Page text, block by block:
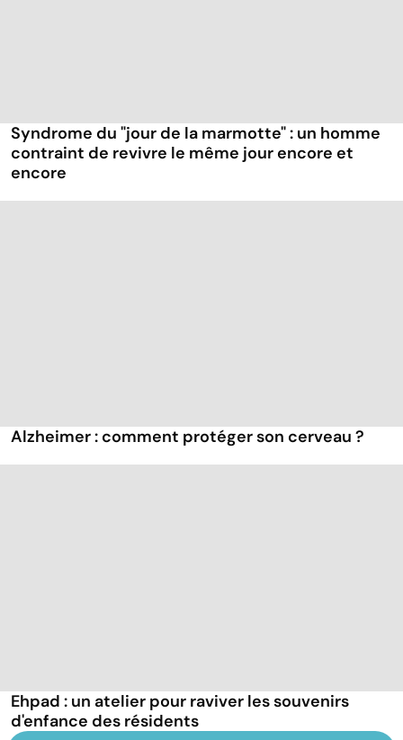
Syndrome du "jour de la marmotte" : un homme
contraint de revivre le même jour encore et
encore
Alzheimer : comment protéger son cerveau ?
Ehpad : un atelier pour raviver les souvenirs
d'enfance des résidents